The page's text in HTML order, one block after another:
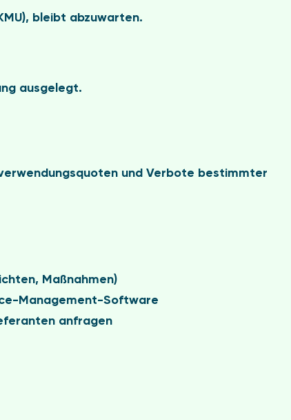
bleibt abzuwarten.
ausgelegt.
und Verbote bestimmter
Maßnahmen)
Management-Software
anfragen